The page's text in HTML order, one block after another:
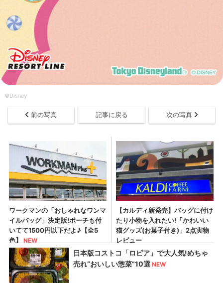
©Disney
前の写真 記事に戻る 次の写真